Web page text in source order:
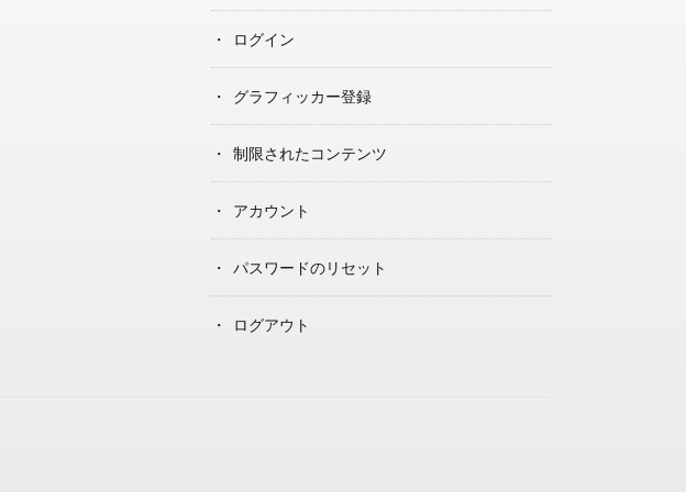
ログイン
グラフィッカー登録
制限されたコンテンツ
アカウント
パスワードのリセット
ログアウト